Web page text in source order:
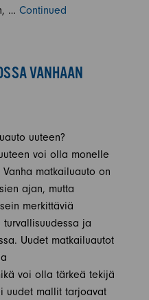
… Continued
VANHAAN
uuteen?
voi olla monelle
matkailuauto on
ajan, mutta
merkittäviä
turvallisuudessa ja
Uudet matkailuautot
voi olla tärkeä tekijä
uudet mallit tarjoavat